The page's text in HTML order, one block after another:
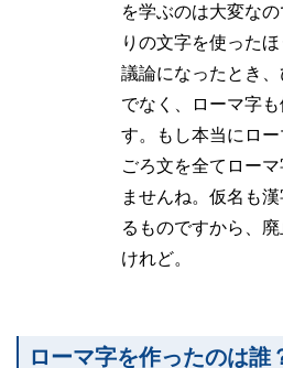
を学ぶのは大変な
りの文字を使った
議論になったとき
でなく、ローマ字
す。もし本当にロ
ごろ文を全てロー
ませんね。仮名も
るものですから、
けれど。
ローマ字を作ったのは誰